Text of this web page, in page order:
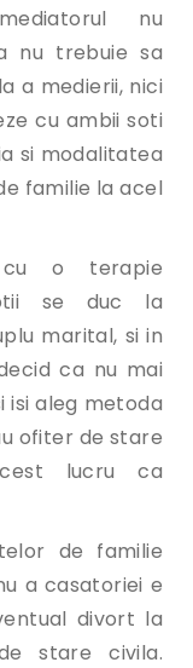
nu
nu trebuie sa
a medierii, nici
cu ambii soti
si modalitatea
familie la acel
cu o terapie
se duc la
marital, si in
ca nu mai
isi aleg metoda
ofiter de stare
lucru ca
de familie
a casatoriei e
divort la
stare civila.